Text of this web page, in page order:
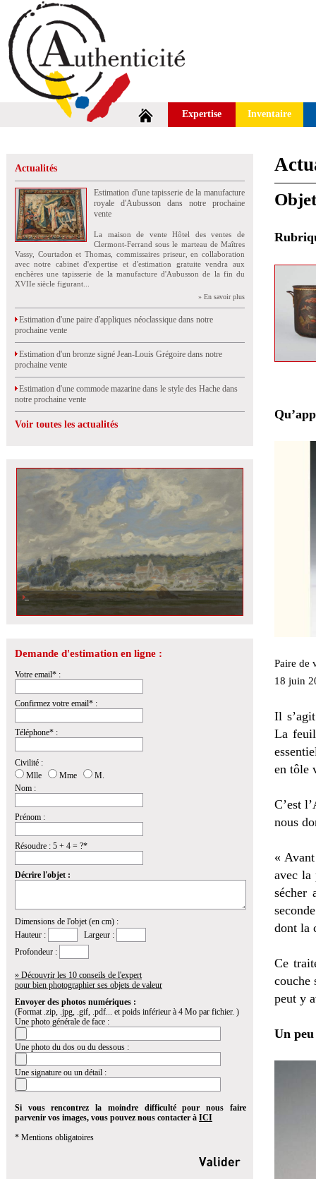
Expertise Inventaire
Actualités
Estimation d'une tapisserie de la manufacture
royale d'Aubusson dans notre prochaine
vente
La maison de vente Hôtel des ventes de
Clermont-Ferrand sous le marteau de Maîtres
Vassy, Courtadon et Thomas, commissaires priseur, en collaboration
avec notre cabinet d'expertise et d'estimation gratuite vendra aux
enchères une tapisserie de la manufacture d'Aubusson de la fin du
XVIIe siècle figurant...
» En savoir plus
Estimation d'une paire d'appliques néoclassique dans notre
prochaine vente
Estimation d'un bronze signé Jean-Louis Grégoire dans notre
prochaine vente
Estimation d'une commode mazarine dans le style des Hache dans
notre prochaine vente
Voir toutes les actualités
Un tableau d\'Etienne Moreau-Nélaton en vente
Demande d'estimation en ligne :
Votre email* :
Confirmez votre email* :
Téléphone* :
Civilité :
Mlle
Mme
M.
Nom :
Prénom :
Résoudre : 5 + 4 = ?*
Décrire l'objet :
Dimensions de l'objet (en cm) :
Hauteur :
Largeur :
Profondeur :
» Découvrir les 10 conseils de l'expert
pour bien photographier ses objets de valeur
Envoyer des photos numériques :
(Format .zip, .jpg, .gif, .pdf... et poids inférieur à 4 Mo par fichier. )
Une photo générale de face :
Une photo du dos ou du dessous :
Une signature ou un détail :
Si vous rencontrez la moindre difficulté pour nous faire
parvenir vos images, vous pouvez nous contacter à ICI
* Mentions obligatoires
Paire de
18 juin
Il
La
en tôle
C’est
nous
«
avec la
sécher
dont la
Ce
couche
peut y
Un